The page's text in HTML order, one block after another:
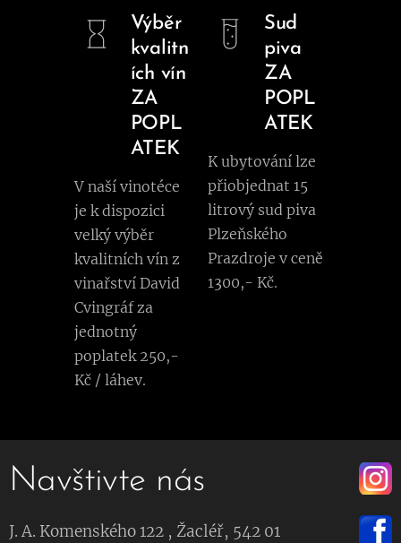
Výběr
kvalitn
ích vín
ZA
POPL
ATEK
V naší vinotéce
je k dispozici
velký výběr
kvalitních vín z
vinařství David
Cvingráf za
jednotný
poplatek 250,-
Kč / láhev.
Sud
piva
ZA
POPL
ATEK
K ubytování lze
přiobjednat 15
litrový sud piva
Plzeňského
Prazdroje v ceně
1300,- Kč.
Navštivte nás
J. A. Komenského 122 , Žacléř, 542 01